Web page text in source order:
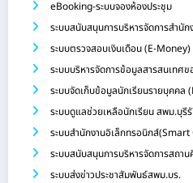
eBooking-ระบบจองห้องประชุม
ระบบสนับสนุนการบริหารจัดการสำนั
ระบบตรวจสอบเงินเดือน (E-Money)
ระบบบริหารจัดการข้อมูลสารสนเทศ
ระบบจัดเก็บข้อมูลนักเรียนรายบุคคล
ระบบดูแลช่วยเหลือนักเรียน สพม.บุ
ระบบสำนักงานอิเล็กทรอนิกส์(Smart
ระบบสนับสนุนการบริหารจัดการสถา
ระบบส่งข่าวประชาสัมพันธ์สพม.บร.